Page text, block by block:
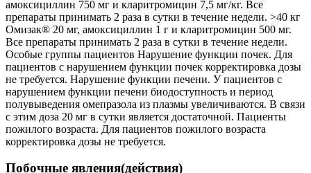
амоксициллин 750 мг и кларитромицин 7,5 мг/кг. Все
препараты принимать 2 раза в сутки в течение недели. >40 кг
Омизак® 20 мг, амоксициллин 1 г и кларитромицин 500 мг.
Все препараты принимать 2 раза в сутки в течение недели.
Особые группы пациентов Нарушение функции почек. Для
пациентов с нарушением функции почек корректировка дозы
не требуется. Нарушение функции печени. У пациентов с
нарушением функции печени биодоступность и период
полувыведения омепразола из плазмы увеличиваются. В связи
с этим доза 20 мг в сутки является достаточной. Пациенты
пожилого возраста. Для пациентов пожилого возраста
корректировка дозы не требуется.
Побочные явления(действия)